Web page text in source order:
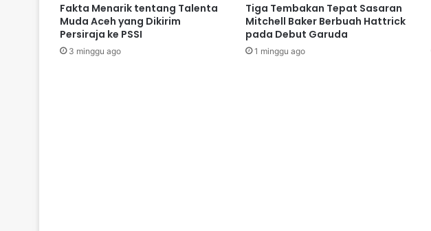
Fakta Menarik tentang Talenta
Muda Aceh yang Dikirim
Persiraja ke PSSI
3 minggu ago
Tiga Tembakan Tepat Sasaran
Mitchell Baker Berbuah Hattrick
pada Debut Garuda
1 minggu ago